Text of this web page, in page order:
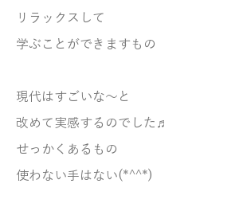
リラックスして
学ぶことができますもの
現代はすごいな～と
改めて実感するのでした♬
せっかくあるもの
使わない手はない(*^^*)